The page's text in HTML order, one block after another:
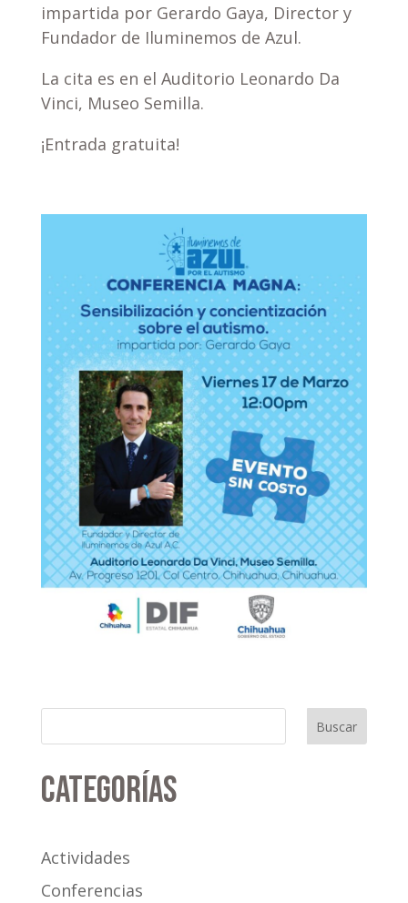
impartida por Gerardo Gaya, Director y
Fundador de Iluminemos de Azul.
La cita es en el Auditorio Leonardo Da
Vinci, Museo Semilla.
¡Entrada gratuita!
Buscar
Categorías
Actividades
Conferencias